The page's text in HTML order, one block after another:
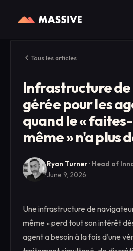
Tous les articles
Infrastructure
gérée pour les
quand le «
même » n'a plus
Ryan Turner · Head of
June 9, 2026
Une infrastructure de
même » perd tout son intérêt
agent a besoin à la fois d’une